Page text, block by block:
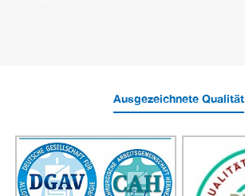
Ausgezeichnete Qualität